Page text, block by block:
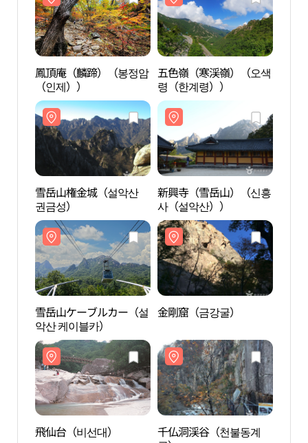
鳳頂庵（麟蹄）（봉정암
（인제））
五色嶺（寒渓嶺）（오색
령（한계령））
雪岳山権金城（설악산
권금성）
新興寺（雪岳山）（신흥
사（설악산））
雪岳山ケーブルカー（설
악산 케이블카）
金剛窟（금강굴）
飛仙台（비선대）
千仏洞渓谷（천불동계